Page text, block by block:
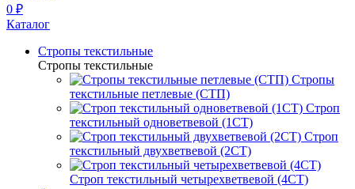
0 ₽
Каталог
Стропы текстильные
Стропы текстильные
Стропы
текстильные петлевые (СТП)
Строп
текстильный одноветвевой (1СТ)
Строп
текстильный двухветвевой (2СТ)
Строп текстильный четырехветвевой (4СТ)